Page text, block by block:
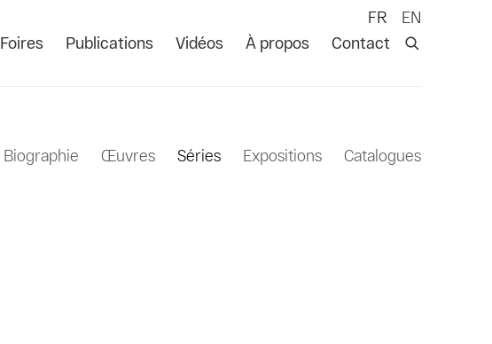
Foires Publications Vidéos À propos Contact
FR EN
Biographie Œuvres Séries Expositions Catalogues